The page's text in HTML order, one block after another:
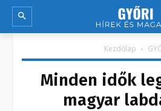
Kezdőlap
Minden idők
magyar